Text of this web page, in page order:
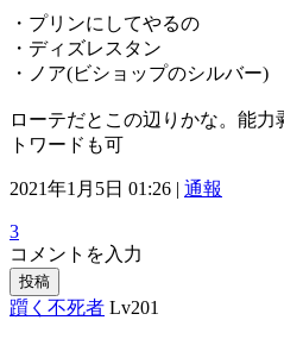
・プリンにしてやるの
・ディズレスタン
・ノア(ビショップのシルバー)
ローテだとこの辺りかな。能
トワードも可
2021年1月5日 01:26 | 通報
3
コメントを入力
投稿
躓く不死者 Lv201